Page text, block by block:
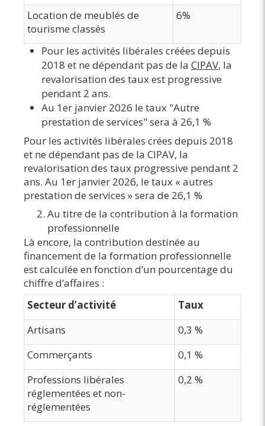
Location de meublés de
tourisme classés
6%
Pour les activités libérales créées depuis
2018 et ne dépendant pas de la CIPAV, la
revalorisation des taux est progressive
pendant 2 ans.
Au 1er janvier 2026 le taux "Autre
prestation de services" sera à 26,1 %
Pour les activités libérales crées depuis 2018
et ne dépendant pas de la CIPAV, la
revalorisation des taux progressive pendant 2
ans. Au 1er janvier 2026, le taux « autres
prestation de services » sera de 26,1 %
Au titre de la contribution à la formation
professionnelle
Là encore, la contribution destinée au
financement de la formation professionnelle
est calculée en fonction d’un pourcentage du
chiffre d’affaires :
Secteur d’activité
Taux
Artisans
0,3 %
Commerçants
0,1 %
Professions libérales
réglementées et non-
réglementées
0,2 %